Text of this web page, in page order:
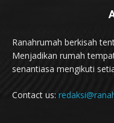
Ranahrumah berkisah
Menjadikan rumah
senantiasa mengikuti
Contact us: